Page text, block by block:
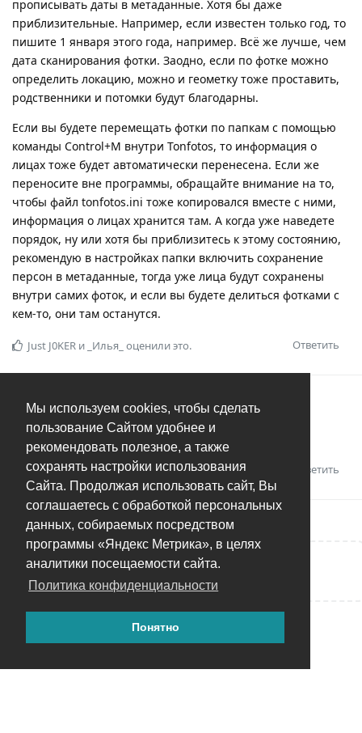
Мы используем cookies, чтобы сделать
пользование Сайтом удобнее и
рекомендовать полезное, а также
сохранять настройки использования
Сайта. Продолжая использовать сайт, Вы
соглашаетесь с обработкой персональных
данных, собираемых посредством
программы «Яндекс Метрика», в целях
аналитики посещаемости сайта.
Политика конфиденциальности
Понятно
прописывать даты в метаданные. Хотя бы даже
приблизительные. Например, если известен только год, то
пишите 1 января этого года, например. Всё же лучше, чем
дата сканирования фотки. Заодно, если по фотке можно
определить локацию, можно и геометку тоже проставить,
родственники и потомки будут благодарны.
Если вы будете перемещать фотки по папкам с помощью
команды Control+M внутри Tonfotos, то информация о
лицах тоже будет автоматически перенесена. Если же
переносите вне программы, обращайте внимание на то,
чтобы файл tonfotos.ini тоже копировался вместе с ними,
информация о лицах хранится там. А когда уже наведете
порядок, ну или хотя бы приблизитесь к этому состоянию,
рекомендую в настройках папки включить сохранение
персон в метаданные, тогда уже лица будут сохранены
внутри самих фоток, и если вы будете делиться фотками с
кем-то, они там останутся.
Ответить
Just J0KER и _Илья_ оценили это.
_ _Илья_ 27 окт 2025
Ответить
Написать ответ...